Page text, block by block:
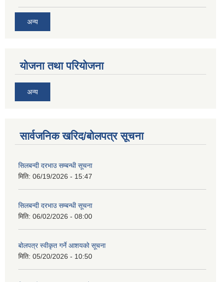
अन्य
योजना तथा परियोजना
अन्य
सार्वजनिक खरिद/बोलपत्र सूचना
सिलबन्दी दरभाउ सम्बन्धी सूचना
मिति: 06/19/2026 - 15:47
सिलबन्दी दरभाउ सम्बन्धी सूचना
मिति: 06/02/2026 - 08:00
बोलपत्र स्वीकृत गर्ने आशयको सूचना
मिति: 05/20/2026 - 10:50